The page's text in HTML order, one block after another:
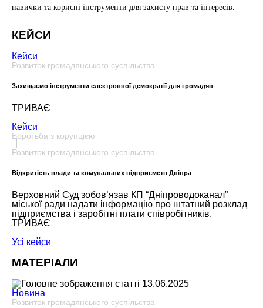
навички та корисні інструменти для захисту прав та інтересів.
КЕЙСИ
Кейси
Розвиток громадянського суспільства
Захищаємо інструменти електронної демократії для громадян
ТРИВАЄ
Кейси
Боротьба з корупцією
Розвиток громадянського суспільства
Відкритість влади та комунальних підприємств Дніпра
Верховний Суд зобов’язав КП “Дніпроводоканал”
міської ради надати інформацію про штатний розклад
підприємства і заробітні плати співробітників.
ТРИВАЄ
Усi кейси
МАТЕРІАЛИ
13.06.2025
Новина
Розвиток громадянського суспільства